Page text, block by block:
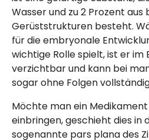
Wasser und zu 2 Prozent
Gerüststrukturen besteht.
für die embryonale
wichtige Rolle spielt, ist er
verzichtbar und kann bei
sogar ohne Folgen
Möchte man ein
einbringen, geschieht dies in
sogenannte pars plana des